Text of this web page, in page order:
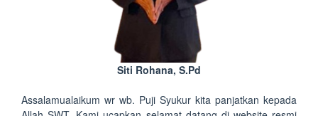
Siti Rohana, S.Pd
Assalamualaikum wr wb. Puji Syukur kita panjatkan kepada